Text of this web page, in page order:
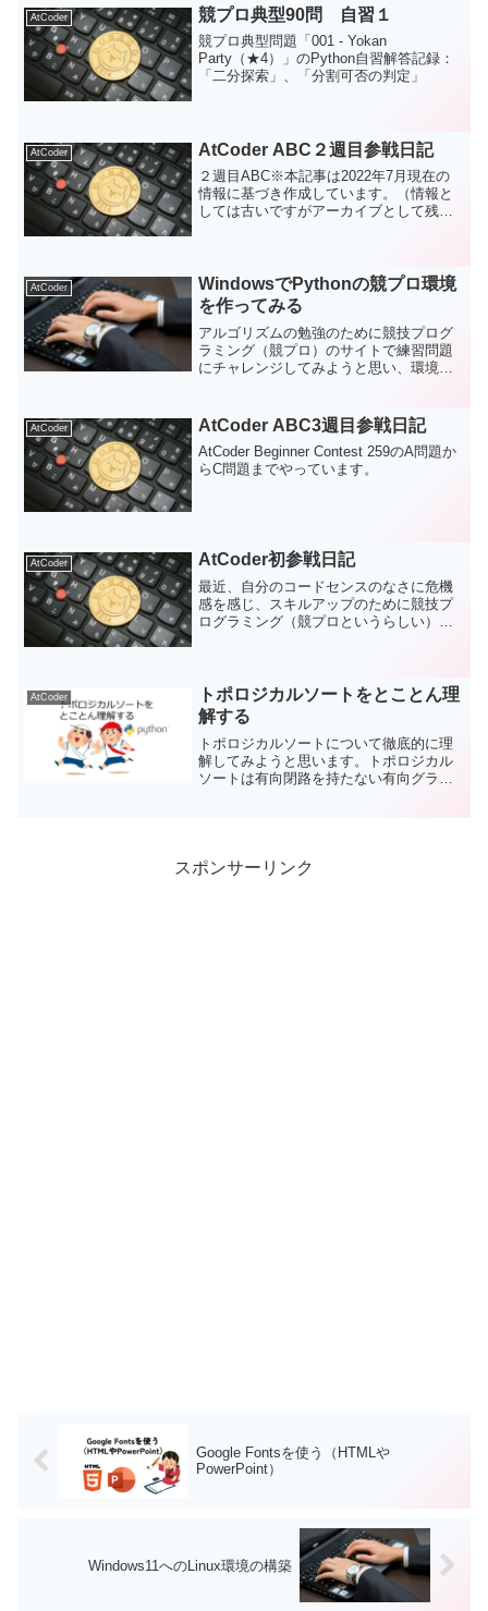
ゴリズムなのかもしれませんが、アルゴ
リズム初学者の自分には、非常に斬新に
思えたので、まとめてみました。
AtCoder 競プロ典型90問 自習１
競プロ典型問題「001 - Yokan
Party（★4）」のPython自習解答記録：
「二分探索」、「分割可否の判定」
AtCoder AtCoder ABC２週目参戦日記
２週目ABC※本記事は2022年7月現在の
情報に基づき作成しています。（情報と
しては古いですがアーカイブとして残し
AtCoder
WindowsでPythonの競プロ環境
を作ってみる
アルゴリズムの勉強のために競技プログ
ラミング（競プロ）のサイトで練習問題
にチャレンジしてみようと思い、環境構
AtCoder AtCoder ABC3週目参戦日記
AtCoder Beginner Contest 259のA問題か
らC問題までやっています。
AtCoder AtCoder初参戦日記
最近、自分のコードセンスのなさに危機
感を感じ、スキルアップのために競技プ
ログラミング（競プロというらしい）を
す。
AtCoder
トポロジカルソートをとことん理
解する
トポロジカルソートについて徹底的に理
解してみようと思います。トポロジカル
ソートは有向閉路を持たない有向グラフ
ングAtCoder歴３カ月の初心者コーダーが
かみ砕いて、説明してみました。言語は
スポンサーリンク
Google Fontsを使う（HTMLや
PowerPoint）
Windows11へのLinux環境の構築